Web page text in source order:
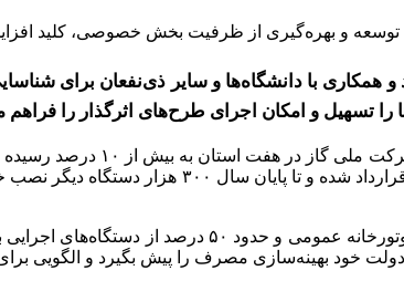
توسعه و بهره‌گیری از ظرفیت بخش خصوصی، کلید
با دانشگاه‌ها و سایر ذی‌نفعان برای
تسهیل و امکان اجرای طرح‌های اثرگذار را فراهم
در بخش بهینه‌سازی مصرف دستگاه‌های اداری، بیش
دولت خود بهینه‌سازی مصرف را پیش بگیرد و الگویی